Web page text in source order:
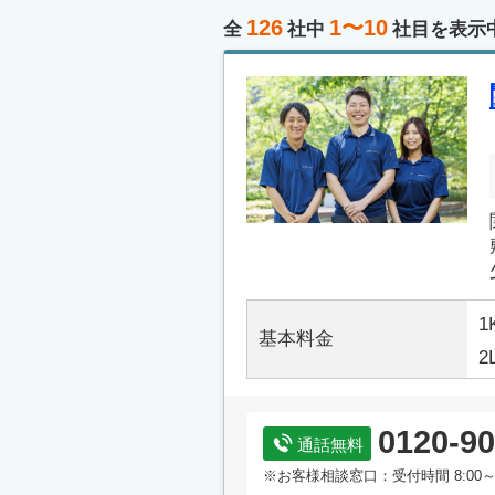
全 126 社中 1〜10 社目を表示
基本料金
通話無料 0120-
※お客様相談窓口：受付時間 8:00